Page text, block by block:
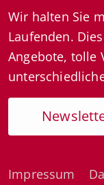
Wir halten Sie
Laufenden.
Angebote, tolle
Impressum